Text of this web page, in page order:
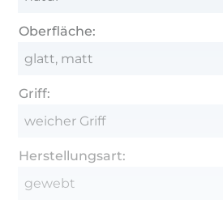
Oberfläche:
glatt, matt
Griff:
weicher Griff
Herstellungsart:
gewebt